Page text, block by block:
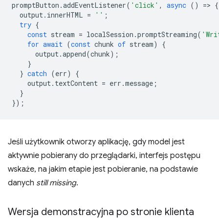
promptButton .addEventListener( 'click' , async () => {
output. innerHTML = '' ;
try {
const stream = localSession .promptStreaming(
for await (const chunk of stream)
{
output.append(chunk);
}
} catch (err)
{
output. textContent = err .message ;
}
});
Jeśli użytkownik otworzy aplikację, gdy model jest
aktywnie pobierany do przeglądarki, interfejs postępu
wskaże, na jakim etapie jest pobieranie, na podstawie
danych still missing.
Wersja demonstracyjna po stronie klienta